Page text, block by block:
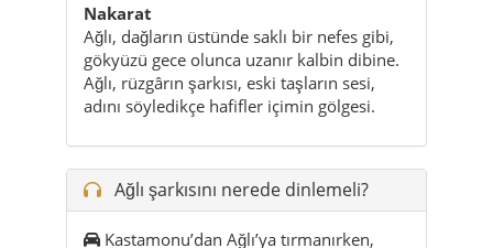
Ağlı şarkısını nerede dinlemeli?
Kastamonu’dan Ağlı’ya tırmanırken,
virajlı dağ yolunda şarkıyı aç ve her virajı
ritimle birlikte al.
Merkez’e yaklaştığında arabadan inip ilk
kez derin bir nefes aldığında, arka planda
şarkı hafifçe çalsın.